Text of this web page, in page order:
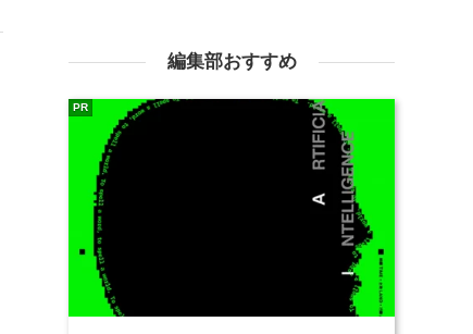
編集部おすすめ
PR